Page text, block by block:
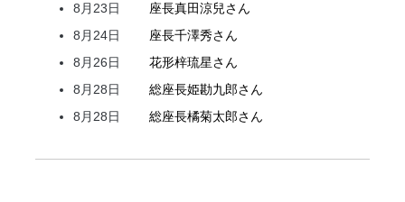
8月23日
座長真田涼兒さん
8月24日
座長千澤秀さん
8月26日
花形梓琉星さん
8月28日
総座長姫勘九郎さん
8月28日
総座長橘菊太郎さん